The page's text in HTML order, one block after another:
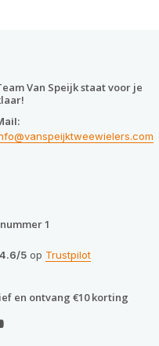
Van Speijk staat voor je
1
4.6/5op Trustpilot
en ontvang €10 korting